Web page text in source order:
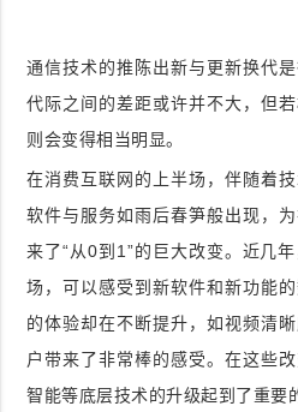
通信技术的推陈出新与更新换代
代际之间的差距或许并不大，但
则会变得相当明显。
在消费互联网的上半场，伴随着
软件与服务如雨后春笋般出现，
来了“从0到1”的巨大改变。近几
场，可以感受到新软件和新功能
的体验却在不断提升，如视频清
户带来了非常棒的感受。在这些
智能等底层技术的升级起到了重要